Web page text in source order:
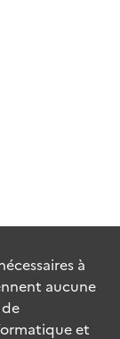
à
aucune
et